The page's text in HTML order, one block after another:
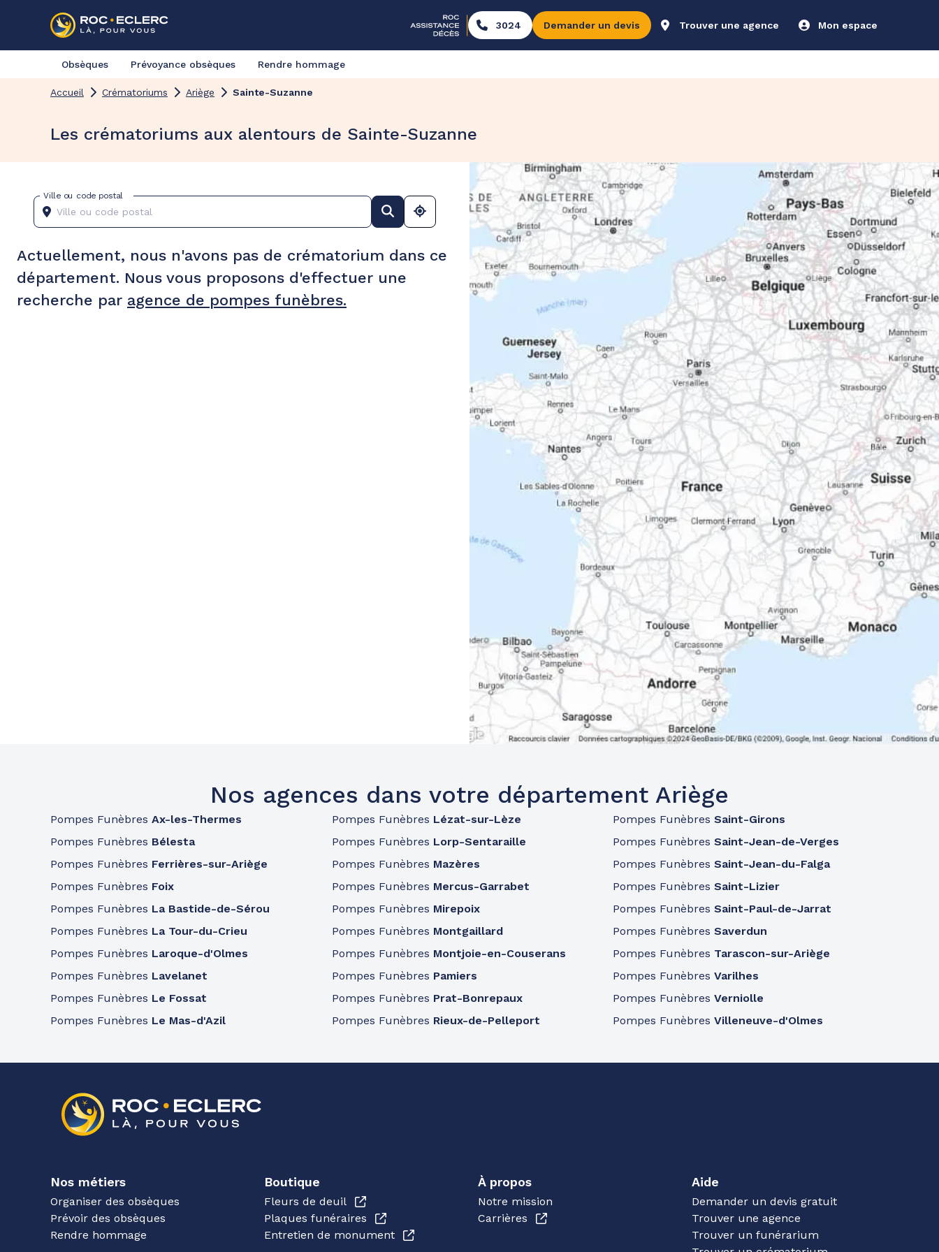
3024 Demander un devis Trouver une agence Mon espace
Obsèques Prévoyance obsèques Rendre hommage
Accueil Crématoriums Ariège Sainte-Suzanne
Les crématoriums aux alentours de Sainte-Suzanne
Ville ou code postal
Actuellement, nous n'avons pas de crématorium dans ce
département. Nous vous proposons d'effectuer une
recherche par agence de pompes funèbres.
Nos agences dans votre département Ariège
Pompes Funèbres Ax-les-Thermes
Pompes Funèbres Bélesta
Pompes Funèbres Ferrières-sur-Ariège
Pompes Funèbres Foix
Pompes Funèbres La Bastide-de-Sérou
Pompes Funèbres La Tour-du-Crieu
Pompes Funèbres Laroque-d'Olmes
Pompes Funèbres Lavelanet
Pompes Funèbres Le Fossat
Pompes Funèbres Le Mas-d'Azil
Pompes Funèbres Lézat-sur-Lèze
Pompes Funèbres Lorp-Sentaraille
Pompes Funèbres Mazères
Pompes Funèbres Mercus-Garrabet
Pompes Funèbres Mirepoix
Pompes Funèbres Montgaillard
Pompes Funèbres Montjoie-en-Couserans
Pompes Funèbres Pamiers
Pompes Funèbres Prat-Bonrepaux
Pompes Funèbres Rieux-de-Pelleport
Pompes FunèbresSaint-Girons
Pompes FunèbresSaint-Jean-de-Verges
Pompes FunèbresSaint-Jean-du-Falga
Pompes FunèbresSaint-Lizier
Pompes FunèbresSaint-Paul-de-Jarrat
Pompes FunèbresSaverdun
Pompes Funèbres Tarascon-sur-Ariège
Pompes FunèbresVarilhes
Pompes FunèbresVerniolle
Pompes FunèbresVilleneuve-d'Olmes
Nos métiers
Organiser des obsèques
Prévoir des obsèques
Rendre hommage
Boutique
Fleurs de deuil
Plaques funéraires
Entretien de monument
À propos
Notre mission
Carrières
Aide
Demander un devis gratuit
Trouver une agence
Trouver un funérarium